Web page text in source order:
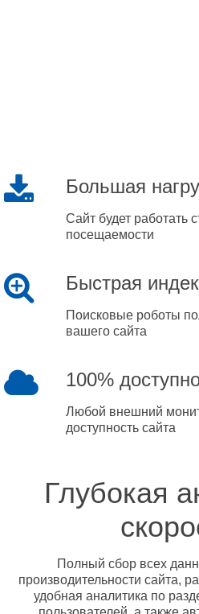
Большая
Сайт будет работать
посещаемости
Быстрая
Поисковые роботы
вашего сайта
100%
Любой внешний
доступность сайта
Глубокая
Полный сбор всех
производительности сайта,
удобная аналитика по